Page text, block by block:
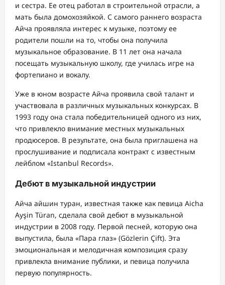
и сестра. Ее отец работал в строительной отрасли, а
мать была домохозяйкой. С самого раннего возраста
Айча проявляла интерес к музыке, поэтому ее
родители пошли на то, чтобы она получила
музыкальное образование. В 11 лет она начала
посещать музыкальную школу, где училась игре на
фортепиано и вокалу.
Уже в юном возрасте Айча проявила свой талант и
участвовала в различных музыкальных конкурсах. В
1993 году она стала победительницей одного из них,
что привлекло внимание местных музыкальных
продюсеров. В результате, она была приглашена на
прослушивание и подписала контракт с известным
лейблом «Istanbul Records».
Дебют в музыкальной индустрии
Айча айшин туран, известная также как певица Aicha
Ayşin Türan, сделала свой дебют в музыкальной
индустрии в 2008 году. Первой песней, которую она
выпустила, была «Пара глаз» (Gözlerin Çift). Эта
эмоциональная и мелодичная композиция сразу
привлекла внимание публики, и певица получила
первую популярность.